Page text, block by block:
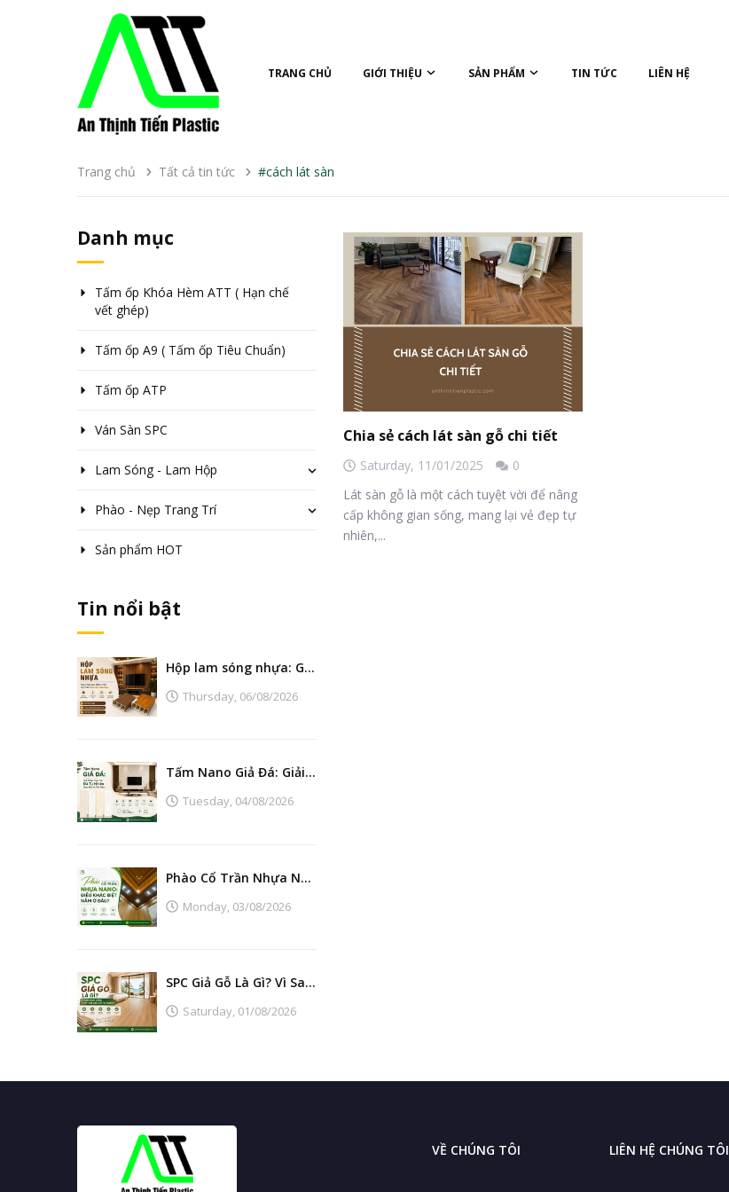
TRANG CHỦ GIỚI THIỆU SẢN PHẨM TIN TỨC LIÊN HỆ
Trang chủ Tất cả tin tức #cách lát sàn
Chia sẻ cách lát sàn gỗ chi tiết
Saturday, 11/01/2025
0
Lát sàn gỗ là một cách tuyệt vời để nâng
cấp không gian sống, mang lại vẻ đẹp tự
nhiên,...
Danh mục
Tấm ốp Khóa Hèm ATT ( Hạn chế
vết ghép)
Tấm ốp A9 ( Tấm ốp Tiêu Chuẩn)
Tấm ốp ATP
Ván Sàn SPC
Lam Sóng - Lam Hộp
Phào - Nẹp Trang Trí
Sản phẩm HOT
Tin nổi bật
Hộp lam sóng nhựa: Giải pháp tạo điểm nhấn nội thất hiện đại, bền đẹp
Thursday, 06/08/2026
Tấm Nano Giả Đá: Giải Pháp Thay Thế Đá Tự Nhiên Đẹp, Bền Và Tiết Kiệm
Tuesday, 04/08/2026
Phào Cổ Trần Nhựa Nano: Điều Khác Biệt Nằm Ở Đâu?
Monday, 03/08/2026
SPC Giả Gỗ Là Gì? Vì Sao Ngày Càng Thay Thế Sàn Gỗ Tự Nhiên?
Saturday, 01/08/2026
VỀ CHÚNG TÔI LIÊN HỆ CHÚNG TÔI